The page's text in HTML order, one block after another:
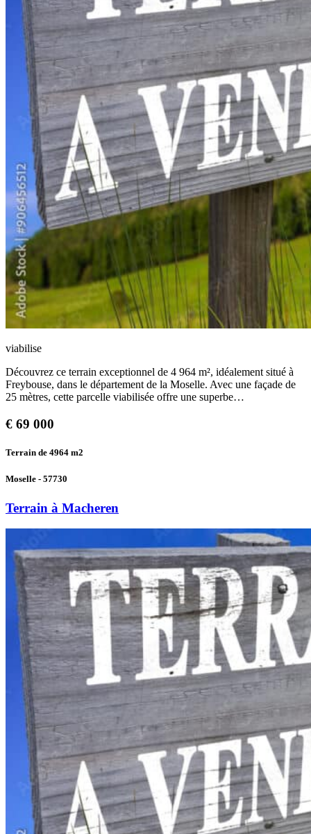
viabilise
Découvrez ce terrain exceptionnel de 4 964 m², idéalement situé à
Freybouse, dans le département de la Moselle. Avec une façade de
25 mètres, cette parcelle viabilisée offre une superbe…
€ 69 000
Terrain de 4964 m2
Moselle - 57730
Terrain à Macheren